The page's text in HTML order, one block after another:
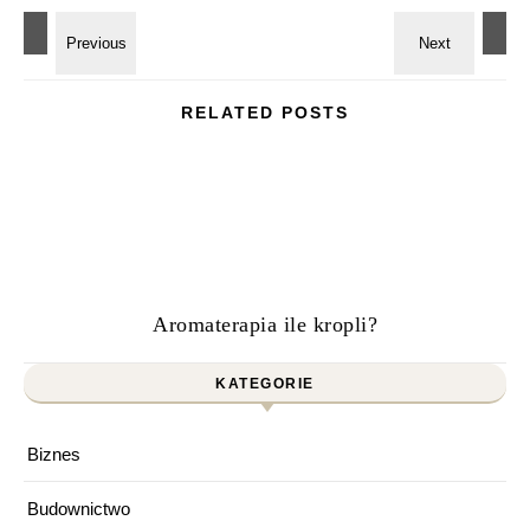
RELATED POSTS
Aromaterapia ile kropli?
KATEGORIE
Biznes
Budownictwo